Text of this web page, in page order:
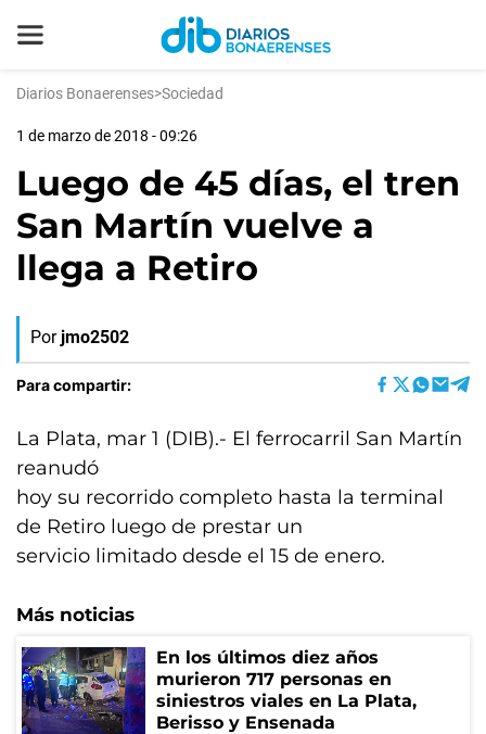
Diarios Bonaerenses>Sociedad
1 de marzo de 2018 - 09:26
Luego de 45 días, el tren
San Martín vuelve a
llega a Retiro
Por jmo2502
Para compartir:
La Plata, mar 1 (DIB).- El ferrocarril San Martín
reanudó
hoy su recorrido completo hasta la terminal
de Retiro luego de prestar un
servicio limitado desde el 15 de enero.
Más noticias
En los últimos diez años
murieron 717 personas en
siniestros viales en La Plata,
Berisso y Ensenada